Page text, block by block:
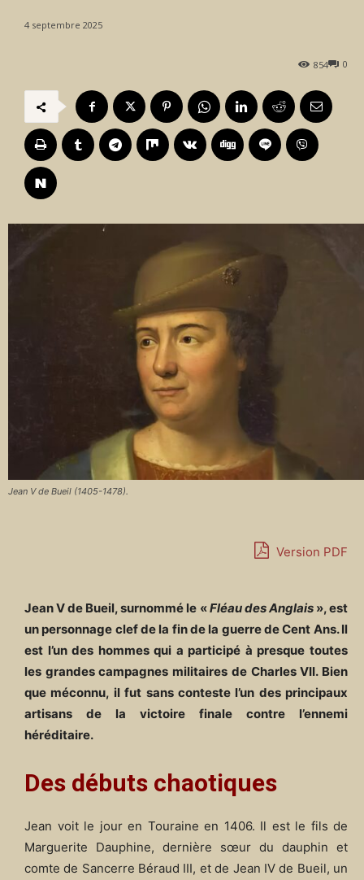
4 septembre 2025
0
854
Jean V de Bueil (1405-1478).
Version PDF
Jean V de Bueil, surnommé le «Fléau des Anglais», est
un personnage clef de la fin de la guerre de Cent Ans. Il
est l’un des hommes qui a participé à presque toutes
les grandes campagnes militaires de Charles VII. Bien
que méconnu, il fut sans conteste l’un des principaux
artisans de la victoire finale contre l’ennemi
héréditaire.
Des débuts chaotiques
Jean voit le jour en Touraine en 1406. Il est le fils de
Marguerite Dauphine, dernière sœur du dauphin et
comte de Sancerre Béraud III, et de Jean IV de Bueil, un